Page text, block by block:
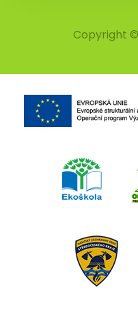
Copyright ©